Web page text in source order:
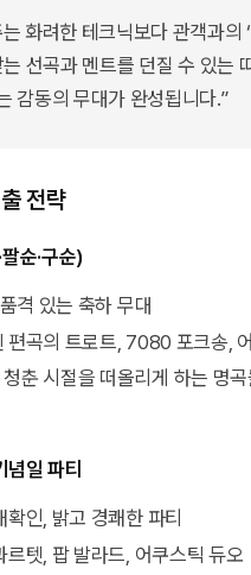
화려한 테크닉보다 관객과의
선곡과 멘트를 던질 수 있는
감동의 무대가 완성됩니다.”
전략
순·구순)
격 있는 축하 무대
편곡의 트로트, 7080 포크송,
청춘 시절을 떠올리게 하는 명
일 파티
인, 밝고 경쾌한 파티
르텟, 팝 발라드, 어쿠스틱 듀오